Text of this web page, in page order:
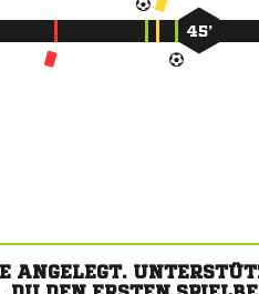
45’
ANGELEGT.